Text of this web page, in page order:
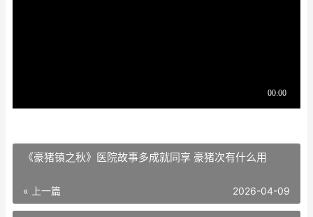
《豪猪镇之秋》医院故事多成就同享 豪猪次有什么用
« 上一篇 2026-04-09